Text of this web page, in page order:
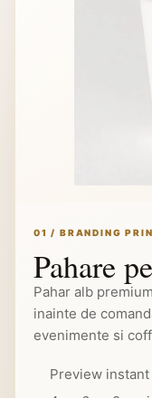
01 / BRANDING
Pahare
Pahar alb
inainte de
evenimente si
Preview